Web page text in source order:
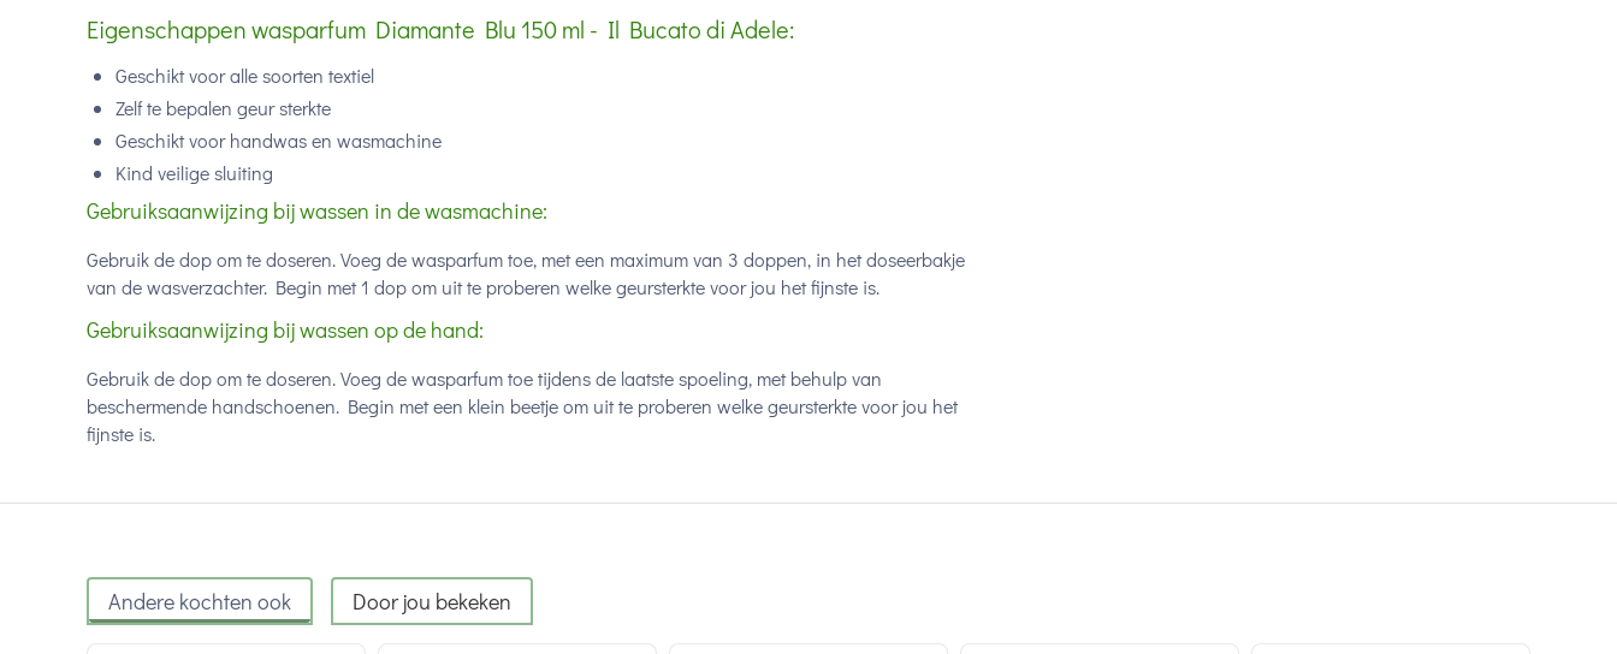
Eigenschappen wasparfum Diamante Blu 150 ml - Il Bucato di Adele:
Geschikt voor alle soorten textiel
Zelf te bepalen geur sterkte
Geschikt voor handwas en wasmachine
Kind veilige sluiting
Gebruiksaanwijzing bij wassen in de wasmachine:
Gebruik de dop om te doseren. Voeg de wasparfum toe, met een maximum van 3 doppen, in het doseerbakje
van de wasverzachter. Begin met 1 dop om uit te proberen welke geursterkte voor jou het fijnste is.
Gebruiksaanwijzing bij wassen op de hand:
Gebruik de dop om te doseren. Voeg de wasparfum toe tijdens de laatste spoeling, met behulp van
beschermende handschoenen. Begin met een klein beetje om uit te proberen welke geursterkte voor jou het
fijnste is.
Andere kochten ook Door jou bekeken